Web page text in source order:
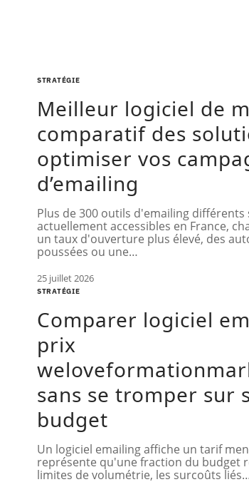
STRATÉGIE
Meilleur logiciel de
comparatif des
optimiser vos
d’emailing
Plus de 300 outils d'emailing différents
actuellement accessibles en France,
un taux d'ouverture plus élevé, des
poussées ou une…
25 juillet 2026
STRATÉGIE
Comparer logiciel
prix
sans se tromper sur
budget
Un logiciel emailing affiche un tarif
représente qu'une fraction du budget
limites de volumétrie, les surcoûts liés